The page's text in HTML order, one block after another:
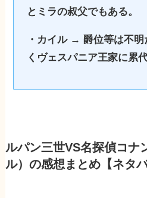
とミラの叔父でもある。
・カイル → 爵位等は不
くヴェスパニア王家に累
ルパン三世VS名探偵コナ
ル）の感想まとめ【ネタバ